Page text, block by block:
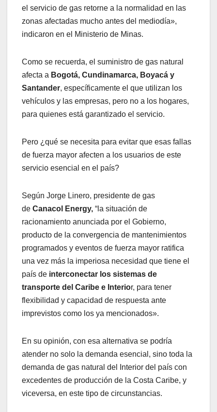
el servicio de gas retorne a la normalidad en las
zonas afectadas mucho antes del mediodía»,
indicaron en el Ministerio de Minas.
Como se recuerda, el suministro de gas natural
afecta a Bogotá, Cundinamarca, Boyacá y
Santander, específicamente el que utilizan los
vehículos y las empresas, pero no a los hogares,
para quienes está garantizado el servicio.
Pero ¿qué se necesita para evitar que esas fallas
de fuerza mayor afecten a los usuarios de este
servicio esencial en el país?
Según Jorge Linero, presidente de gas
de Canacol Energy, “la situación de
racionamiento anunciada por el Gobierno,
producto de la convergencia de mantenimientos
programados y eventos de fuerza mayor ratifica
una vez más la imperiosa necesidad que tiene el
país de interconectar los sistemas de
transporte del Caribe e Interior, para tener
flexibilidad y capacidad de respuesta ante
imprevistos como los ya mencionados».
En su opinión, con esa alternativa se podría
atender no solo la demanda esencial, sino toda la
demanda de gas natural del Interior del país con
excedentes de producción de la Costa Caribe, y
viceversa, en este tipo de circunstancias.